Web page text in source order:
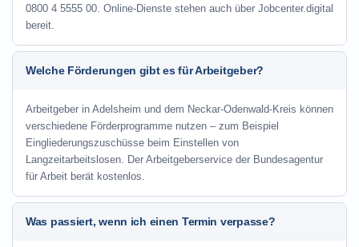
0800 4 5555 00. Online-Dienste stehen auch über Jobcenter.digital
bereit.
Welche Förderungen gibt es für Arbeitgeber?
Arbeitgeber in Adelsheim und dem Neckar-Odenwald-Kreis können
verschiedene Förderprogramme nutzen – zum Beispiel
Eingliederungszuschüsse beim Einstellen von
Langzeitarbeitslosen. Der Arbeitgeberservice der Bundesagentur
für Arbeit berät kostenlos.
Was passiert, wenn ich einen Termin verpasse?